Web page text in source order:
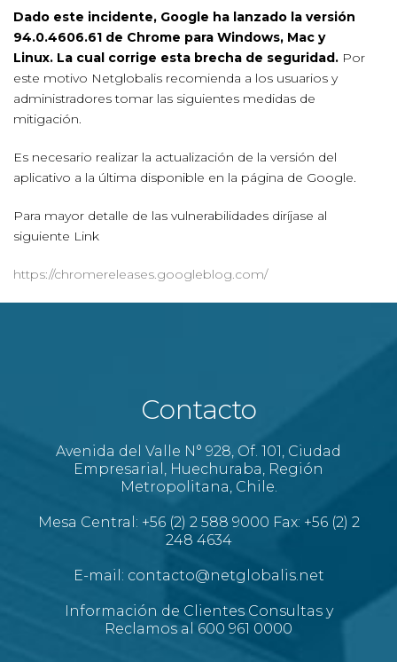
Dado este incidente, Google ha lanzado la versión
94.0.4606.61 de Chrome para Windows, Mac y
Linux. La cual corrige esta brecha de seguridad. Por
este motivo Netglobalis recomienda a los usuarios y
administradores tomar las siguientes medidas de
mitigación.
Es necesario realizar la actualización de la versión del
aplicativo a la última disponible en la página de Google.
Para mayor detalle de las vulnerabilidades diríjase al
siguiente Link
https://chromereleases.googleblog.com/
Contacto
Avenida del Valle N° 928, Of. 101, Ciudad
Empresarial, Huechuraba, Región
Metropolitana, Chile.
Mesa Central: +56 (2) 2 588 9000 Fax: +56 (2) 2
248 4634
E-mail: contacto@netglobalis.net
Información de Clientes Consultas y
Reclamos al 600 961 0000